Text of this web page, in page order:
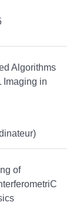
Algorithms
Imaging in
of